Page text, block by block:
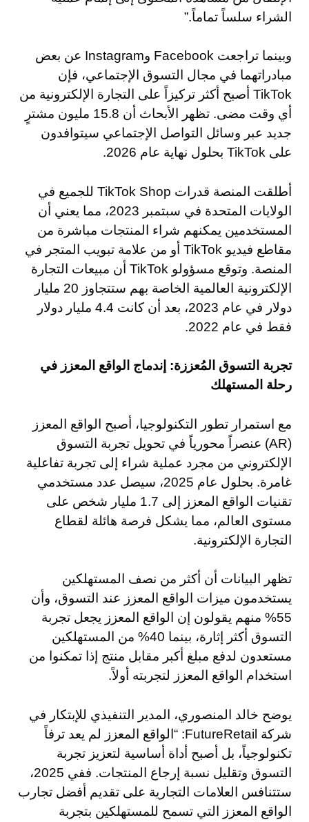
الشراء سلساً تماماً.”
وبينما تراجعت Facebook وInstagram عن بعض
مبادراتهما في مجال التسوق الإجتماعي، فإن
TikTok أصبح أكثر تركيزاً على التجارة الإلكترونية من
أي وقت مضى. تظهر الأبحاث أن 15.8 مليون مشترٍ
جديد عبر وسائل التواصل الإجتماعي سيتوافدون
على TikTok بحلول نهاية عام 2026.
أطلقت المنصة قدرات TikTok Shop للجميع في
الولايات المتحدة في سبتمبر 2023، مما يعني أن
المستخدمين يمكنهم شراء المنتجات مباشرة من
مقاطع فيديو TikTok أو من علامة تبويب المتجر في
المنصة. وتوقع مسؤولو TikTok أن مبيعات التجارة
الإلكترونية العالمية الخاصة بهم ستتجاوز 20 مليار
دولار في عام 2023، بعد أن كانت 4.4 مليار دولار
فقط في عام 2022.
تجربة التسوق المُعززة: إندماج الواقع المعزز في
رحلة المستهلك
مع استمرار تطور التكنولوجيا، أصبح الواقع المعزز
(AR) عنصراً محورياً في تحويل تجربة التسوق
الإلكتروني من مجرد عملية شراء إلى تجربة تفاعلية
غامرة. بحلول عام 2025، سيصل عدد مستخدمي
تقنيات الواقع المعزز إلى 1.7 مليار شخص على
مستوى العالم، مما يشكل فرصة هائلة لقطاع
التجارة الإلكترونية.
تظهر البيانات أن أكثر من نصف المستهلكين
يستخدمون ميزات الواقع المعزز عند التسوق، وأن
55% منهم يقولون إن الواقع المعزز يجعل تجربة
التسوق أكثر إثارة، بينما 40% من المستهلكين
مستعدون لدفع مبلغ أكبر مقابل منتج إذا تمكنوا من
استخدام الواقع المعزز لتجربته أولاً.
يوضح خالد المنصوري، المدير التنفيذي للإبتكار في
شركة FutureRetail: “الواقع المعزز لم يعد ترفاً
تكنولوجياً، بل أصبح أداة أساسية لتعزيز تجربة
التسوق وتقليل نسبة إرجاع المنتجات. ففي 2025،
ستتنافس العلامات التجارية على تقديم أفضل تجارب
الواقع المعزز التي تسمح للمستهلكين بتجربة